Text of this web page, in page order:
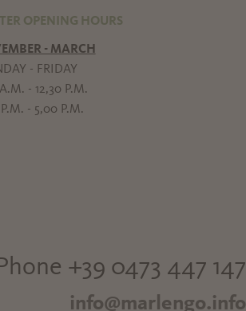
OPENING HOURS
- MARCH
- FRIDAY
- 12,30 P.M.
- 5,00 P.M.
+39 0473 447 147
info@marlengo.info